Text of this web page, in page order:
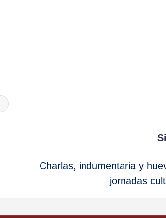
Charlas, indumentaria y
jornadas